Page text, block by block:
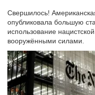
Свершилось!
опубликовала большую
использование
вооружёнными силами.